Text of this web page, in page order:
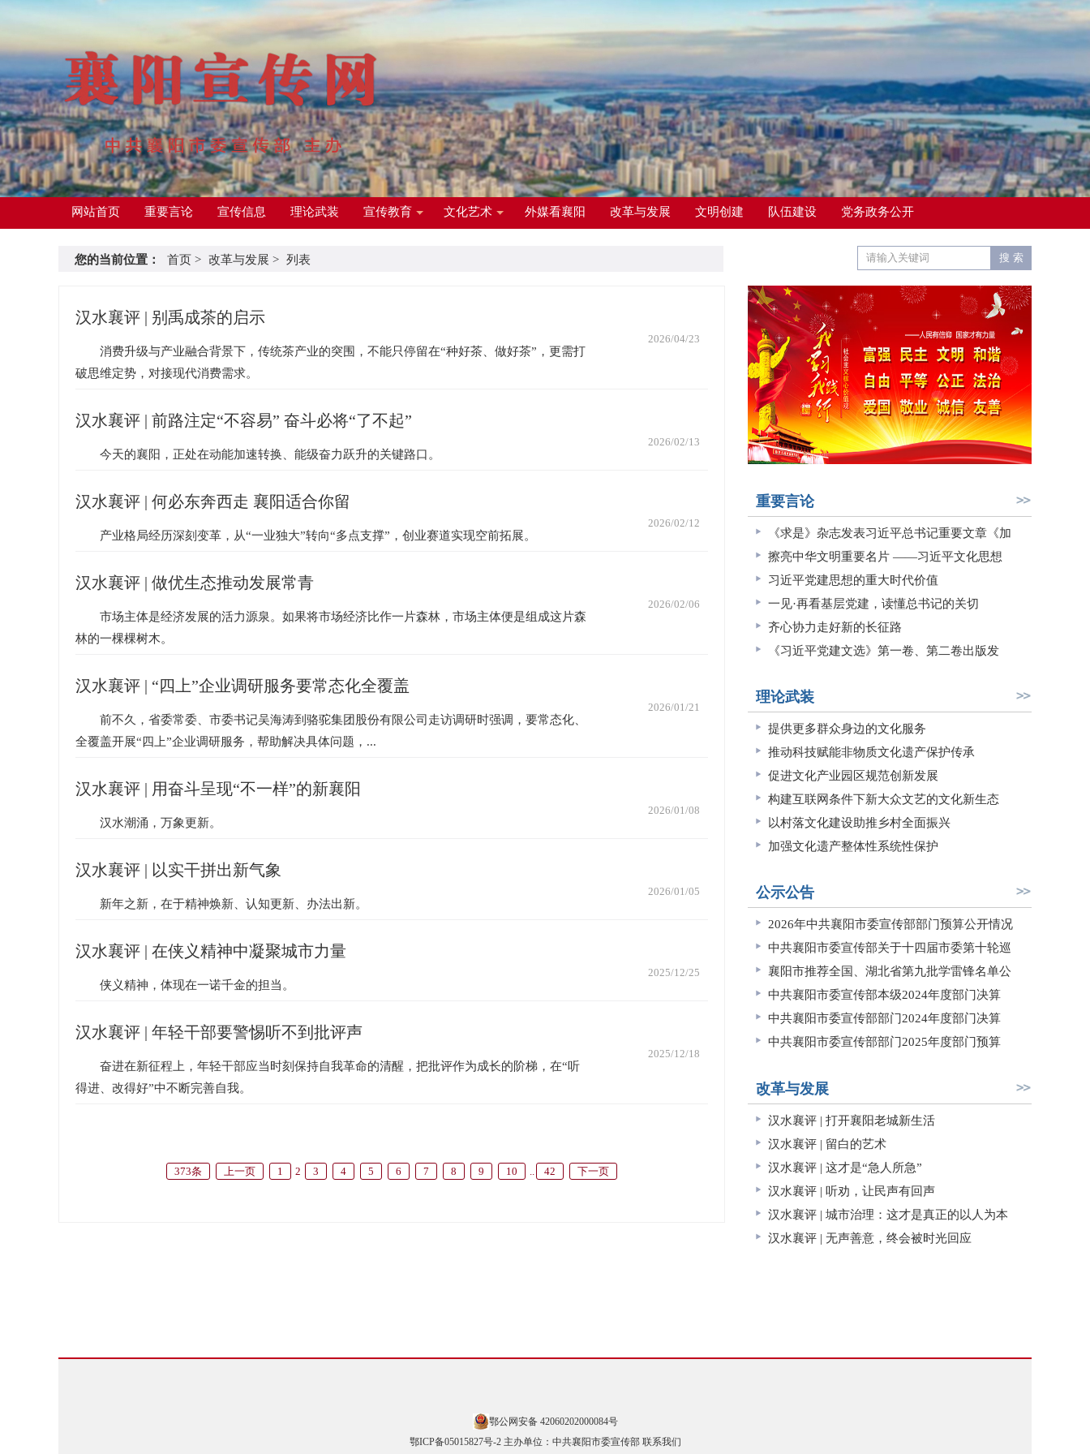
网站首页 重要言论 宣传信息 理论武装 宣传教育 文化艺术 外媒看襄阳 改革与发展 文明创建 队伍建设 党务政务公开
您的当前位置： 首页 > 改革与发展 > 列表
汉水襄评 | 别禹成茶的启示
消费升级与产业融合背景下，传统茶产业的突围，不能只停留在“种好茶、做好茶”，更需打
破思维定势，对接现代消费需求。
2026/04/23
汉水襄评 | 前路注定“不容易” 奋斗必将“了不起”
今天的襄阳，正处在动能加速转换、能级奋力跃升的关键路口。
2026/02/13
汉水襄评 | 何必东奔西走 襄阳适合你留
产业格局经历深刻变革，从“一业独大”转向“多点支撑”，创业赛道实现空前拓展。
2026/02/12
汉水襄评 | 做优生态推动发展常青
市场主体是经济发展的活力源泉。如果将市场经济比作一片森林，市场主体便是组成这片森
林的一棵棵树木。
2026/02/06
汉水襄评 | “四上”企业调研服务要常态化全覆盖
前不久，省委常委、市委书记吴海涛到骆驼集团股份有限公司走访调研时强调，要常态化、
全覆盖开展“四上”企业调研服务，帮助解决具体问题，...
2026/01/21
汉水襄评 | 用奋斗呈现“不一样”的新襄阳
汉水潮涌，万象更新。
2026/01/08
汉水襄评 | 以实干拼出新气象
新年之新，在于精神焕新、认知更新、办法出新。
2026/01/05
汉水襄评 | 在侠义精神中凝聚城市力量
侠义精神，体现在一诺千金的担当。
2025/12/25
汉水襄评 | 年轻干部要警惕听不到批评声
奋进在新征程上，年轻干部应当时刻保持自我革命的清醒，把批评作为成长的阶梯，在“听
得进、改得好”中不断完善自我。
2025/12/18
373条 上一页 1 2 3 4 5 6 7 8 9 10 .. 42 下一页
重要言论
《求是》杂志发表习近平总书记重要文章《加
擦亮中华文明重要名片 ——习近平文化思想
习近平党建思想的重大时代价值
一见·再看基层党建，读懂总书记的关切
齐心协力走好新的长征路
《习近平党建文选》第一卷、第二卷出版发
理论武装
提供更多群众身边的文化服务
推动科技赋能非物质文化遗产保护传承
促进文化产业园区规范创新发展
构建互联网条件下新大众文艺的文化新生态
以村落文化建设助推乡村全面振兴
加强文化遗产整体性系统性保护
公示公告
2026年中共襄阳市委宣传部部门预算公开情况
中共襄阳市委宣传部关于十四届市委第十轮巡
襄阳市推荐全国、湖北省第九批学雷锋名单公
中共襄阳市委宣传部本级2024年度部门决算
中共襄阳市委宣传部部门2024年度部门决算
中共襄阳市委宣传部部门2025年度部门预算
改革与发展
汉水襄评 | 打开襄阳老城新生活
汉水襄评 | 留白的艺术
汉水襄评 | 这才是“急人所急”
汉水襄评 | 听劝，让民声有回声
汉水襄评 | 城市治理：这才是真正的以人为本
汉水襄评 | 无声善意，终会被时光回应
鄂公网安备 42060202000084号
鄂ICP备05015827号-2 主办单位：中共襄阳市委宣传部 联系我们